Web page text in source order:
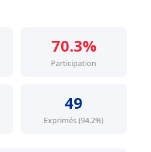
70.3%
Participation
49
Exprimés (94.2%)